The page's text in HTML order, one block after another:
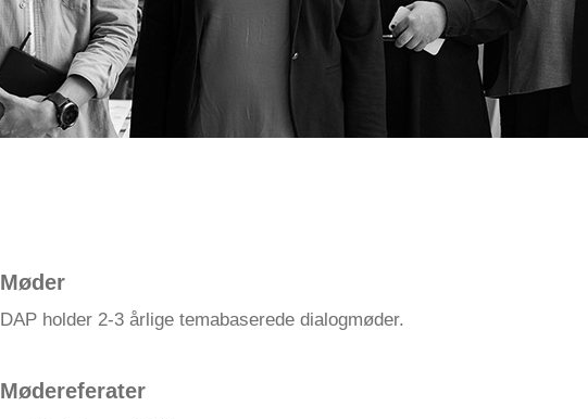
Møder
DAP holder 2-3 årlige temabaserede dialogmøder.
Mødereferater